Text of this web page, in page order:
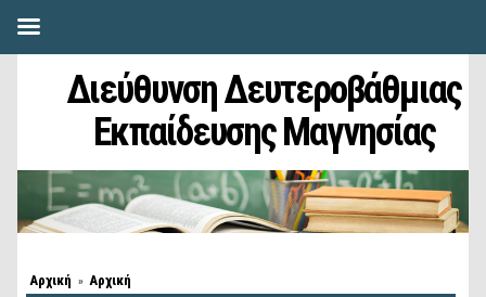
Διεύθυνση Δευτεροβάθμιας
Εκπαίδευσης Μαγνησίας
Αρχική » Αρχική